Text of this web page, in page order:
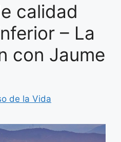
calidad
– La
con Jaume
de la Vida